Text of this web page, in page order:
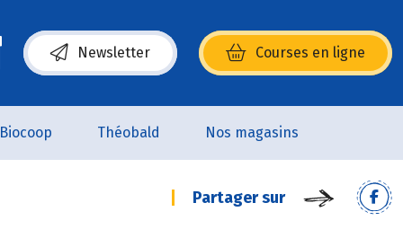
Newsletter Courses en ligne
(s’ouvre dans une nouvelle fenêtre)
Biocoop Théobald Nos magasins
Partager sur